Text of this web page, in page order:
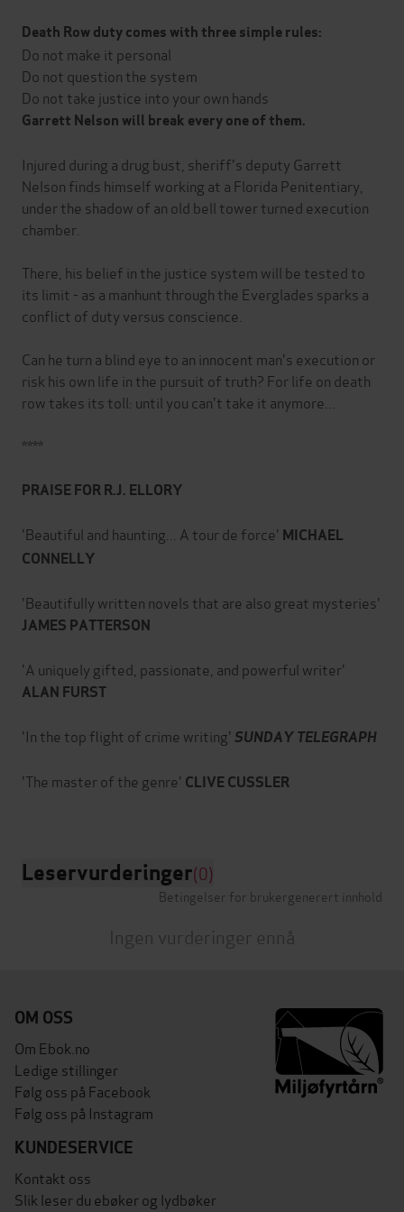
Death Row duty comes with three simple rules:
Do not make it personal
Do not question the system
Do not take justice into your own hands
Garrett Nelson will break every one of them.
Injured during a drug bust, sheriff's deputy Garrett
Nelson finds himself working at a Florida Penitentiary,
under the shadow of an old bell tower turned execution
chamber.
There, his belief in the justice system will be tested to
its limit - as a manhunt through the Everglades sparks a
conflict of duty versus conscience.
Can he turn a blind eye to an innocent man's execution or
risk his own life in the pursuit of truth? For life on death
row takes its toll: until you can't take it anymore...
****
PRAISE FOR R.J. ELLORY
'Beautiful and haunting... A tour de force' MICHAEL
CONNELLY
'Beautifully written novels that are also great mysteries'
JAMES PATTERSON
'A uniquely gifted, passionate, and powerful writer'
ALAN FURST
'In the top flight of crime writing' SUNDAY TELEGRAPH
'The master of the genre' CLIVE CUSSLER
Leservurderinger(0)
Betingelser for brukergenerert innhold
Ingen vurderinger ennå
OM OSS
Om Ebok.no
Ledige stillinger
Følg oss på Facebook
Følg oss på Instagram
KUNDESERVICE
Kontakt oss
Slik leser du ebøker og lydbøker